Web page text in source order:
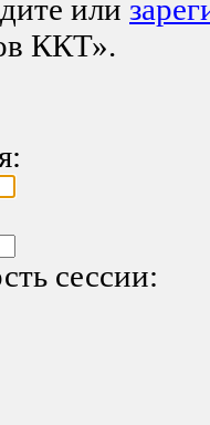
или
ККТ».
сессии: